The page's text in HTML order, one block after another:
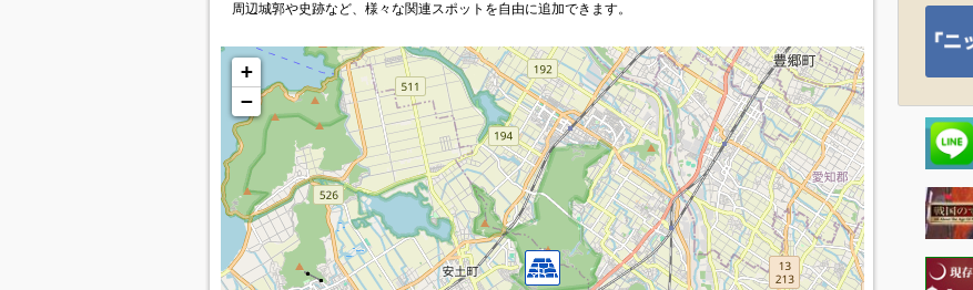
周辺城郭や史跡など、様々な関連スポットを自由に追加できます。
+
−